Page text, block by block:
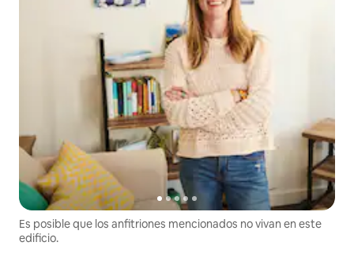
Es posible que los anfitriones mencionados no vivan en este
edificio.